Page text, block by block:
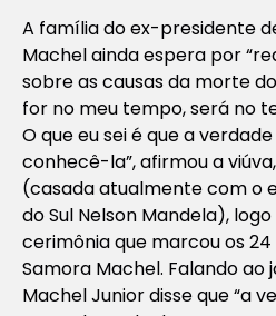
A família do ex-presidente
Machel ainda espera por
sobre as causas da morte
for no meu tempo, será no
O que eu sei é que a
conhecê-la”, afirmou a
(casada atualmente com o
do Sul Nelson Mandela),
cerimônia que marcou os
Samora Machel. Falando ao
Machel Junior disse que “a